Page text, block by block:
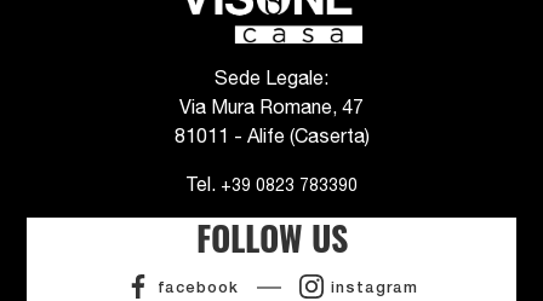
Sede Legale:
Via Mura Romane, 47
81011 - Alife (Caserta)
Tel. +39 0823 783390
FOLLOW US
facebook instagram